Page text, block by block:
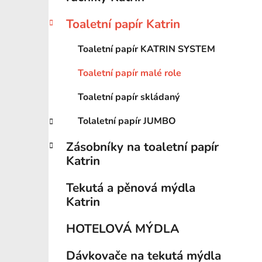
p
Toaletní papír Katrin
Toaletní papír KATRIN SYSTEM
Toaletní papír malé role
Toaletní papír skládaný
Tolaletní papír JUMBO
Zásobníky na toaletní papír
Katrin
Tekutá a pěnová mýdla
Katrin
HOTELOVÁ MÝDLA
Dávkovače na tekutá mýdla